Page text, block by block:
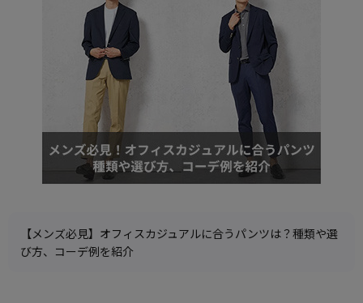
【メンズ必見】オフィスカジュアルに合うパンツは？種類や選
び方、コーデ例を紹介